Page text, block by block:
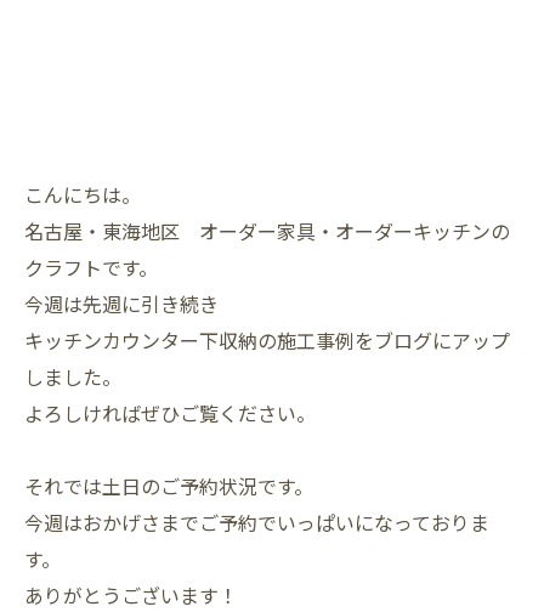
こんにちは。
名古屋・東海地区 オーダー家具・オーダーキッチンの
クラフトです。
今週は先週に引き続き
キッチンカウンター下収納の施工事例をブログにアップ
しました。
よろしければぜひご覧ください。
それでは土日のご予約状況です。
今週はおかげさまでご予約でいっぱいになっておりま
す。
ありがとうございます！